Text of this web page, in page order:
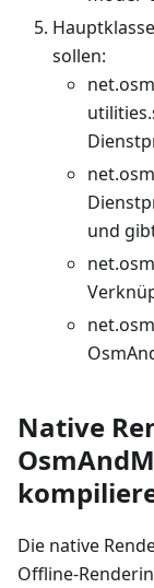
sollen:
und
Native
Die native
Offline-